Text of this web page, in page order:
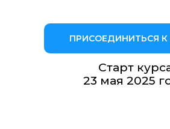
Старт
23 мая 2025
ПРИСОЕДИНИТЬСЯ К